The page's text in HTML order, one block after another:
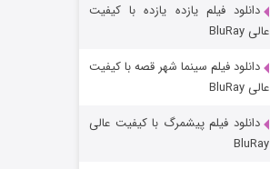
دانلود فیلم یازده یازده با کیفیت
عالی BluRay
دانلود فیلم سینما شهر قصه با کیفیت
عالی BluRay
دانلود فیلم پیشمرگ با کیفیت عالی
BluRay